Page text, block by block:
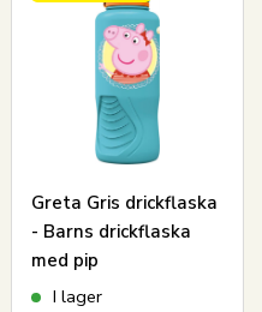
Greta Gris drickflaska
- Barns drickflaska
med pip
I lager